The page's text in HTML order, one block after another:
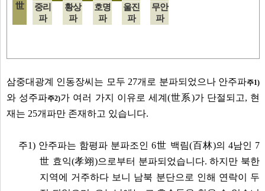
世
중리
파
황상
파
호명
파
울진
파
무안
파
삼중대광계 인동장씨는 모두 27개로 분파되었으나 안주파주1)
와 성주파주2)가 여러 가지 이유로 세계(世系)가 단절되고, 현
재는 25개파만 존재하고 있습니다.
주1) 안주파는 함평파 분파조인 6世 백림(百林)의 4남인 7
世 효익(孝翊)으로부터 분파되었습니다. 하지만 북한
지역에 거주하다 보니 남북 분단으로 인해 연락이 두